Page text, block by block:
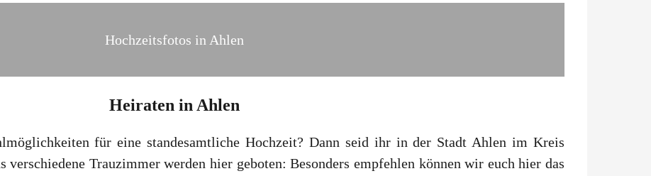
Hochzeitsfotos in Ahlen
Heiraten in Ahlen
für eine standesamtliche Hochzeit? Dann seid ihr in der Stadt Ahlen im Kreis
verschiedene Trauzimmer werden hier geboten: Besonders empfehlen können wir euch hier das